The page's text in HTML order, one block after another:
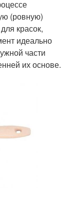
(ровную)
красок,
идеально
части
их основе.